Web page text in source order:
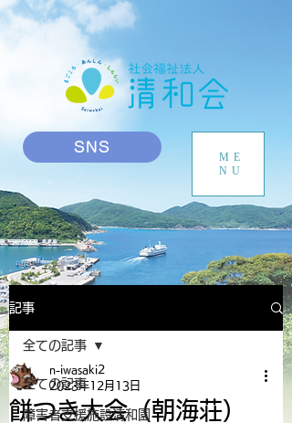
SNS
ME
NU
記事
全ての記事
障害者支援施設清和園
全ての記事
餅つき大会（朝海荘）
n-iwasaki2
2023年12月13日